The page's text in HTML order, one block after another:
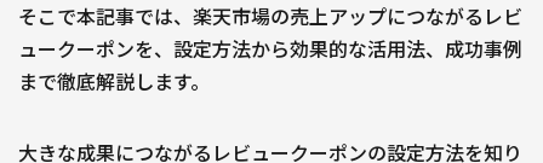
そこで本記事では、楽天市場の売上アップにつながるレビ
ュークーポンを、設定方法から効果的な活用法、成功事例
まで徹底解説します。
大きな成果につながるレビュークーポンの設定方法を知り